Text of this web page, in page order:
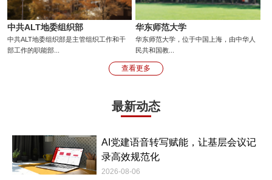
中共ALT地委组织部
中共ALT地委组织部是主管组织工作和干
部工作的职能部...
华东师范大学
华东师范大学，位于中国上海，由中华人
民共和国教...
查看更多
最新动态
AI党建语音转写赋能，让基层会议记
录高效规范化
2026-08-06